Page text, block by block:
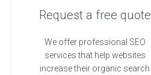
Request a free quote
We offer professional SEO
services that help websites
increase their organic search